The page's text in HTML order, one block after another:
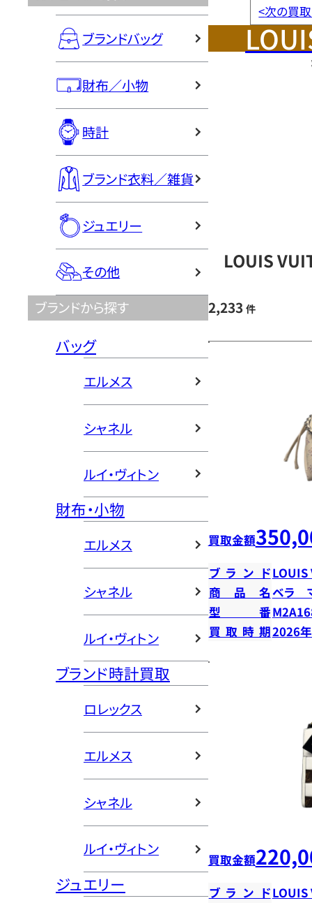
ブランドバッグ
財布／小物
時計
ブランド衣料／雑貨
ジュエリー
その他
ブランドから探す
バッグ
エルメス
シャネル
ルイ・ヴィトン
財布・小物
エルメス
シャネル
ルイ・ヴィトン
ブランド時計買取
ロレックス
エルメス
シャネル
ルイ・ヴィトン
ジュエリー
<次の買
LOUIS
2,233 件
買取金額
ブランドLOUIS
商品名ベラ
型番
買取時期2026
買取金額
ブランドLOUIS